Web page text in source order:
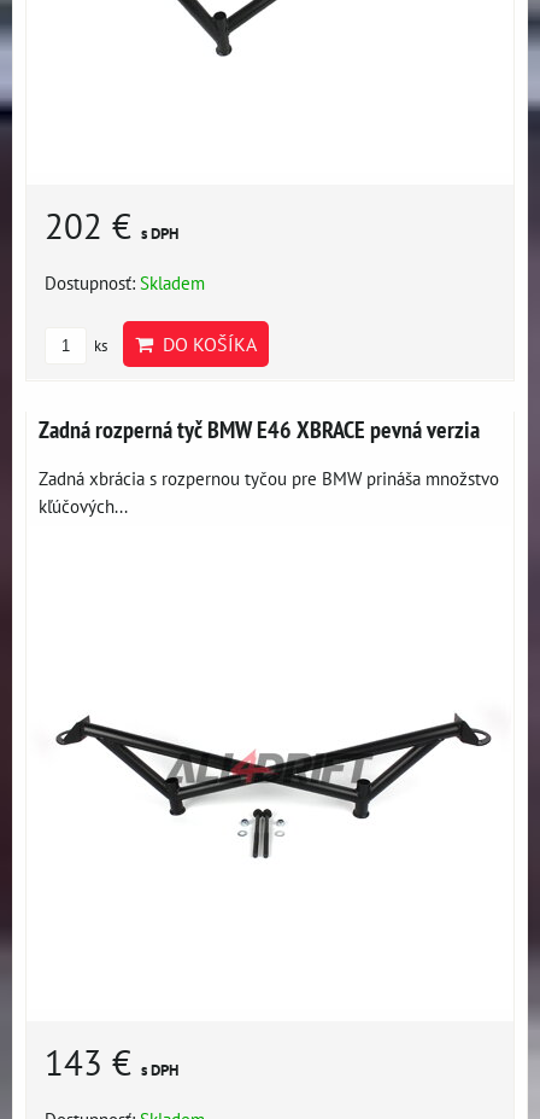
202 € s DPH
Dostupnosť: Skladem
ks DO KOŠÍKA
Zadná rozperná tyč BMW E46 XBRACE pevná verzia
Zadná xbrácia s rozpernou tyčou pre BMW prináša množstvo
kľúčových...
143 € s DPH